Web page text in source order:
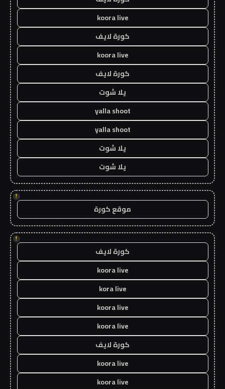
koora live
كورة لايف
koora live
كورة لايف
يلا شوت
yalla shoot
yalla shoot
يلا شوت
يلا شوت
!
موقع كورة
!
كورة لايف
koora live
kora live
koora live
koora live
كورة لايف
koora live
koora live